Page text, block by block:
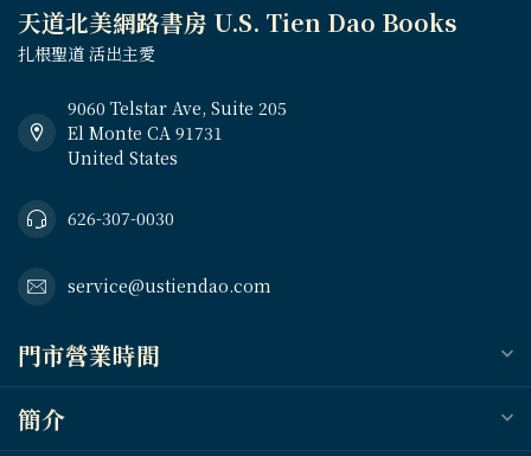
天道北美網路書房 U.S. Tien Dao Books
扎根聖道 活出主愛
9060 Telstar Ave, Suite 205
El Monte CA 91731
United States
626-307-0030
service@ustiendao.com
門市營業時間
簡介